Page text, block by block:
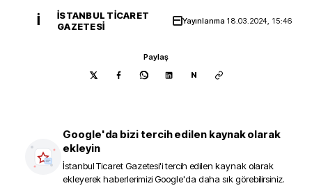
İ
İSTANBUL TICARET
GAZETESI
Yayınlanma 18.03.2024, 15:46
Paylaş
N
Google'da bizi tercih edilen kaynak olarak
ekleyin
İstanbul Ticaret Gazetesi'i tercih edilen kaynak olarak
ekleyerek haberlerimizi Google'da daha sık görebilirsiniz.